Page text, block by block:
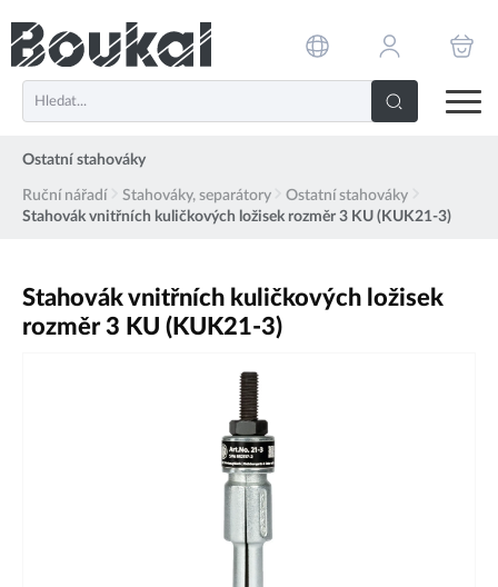
Ostatní stahováky
Ruční nářadí Stahováky, separátory
Ostatní stahováky
Stahovák vnitřních kuličkových ložisek rozměr 3 KU (KUK21-3)
Stahovák vnitřních kuličkových ložisek
rozměr 3 KU (KUK21-3)